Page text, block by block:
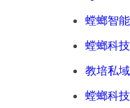
螳螂智
螳螂科
教培私
螳螂科